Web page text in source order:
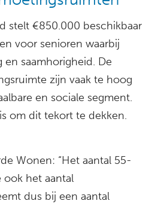
stelt €850.000 beschikbaar
voor senioren waarbij
saamhorigheid. De
zijn vaak te hoog
en sociale segment.
om dit tekort te dekken.
Wonen: “Het aantal 55-
ook het aantal
dus bij een aantal